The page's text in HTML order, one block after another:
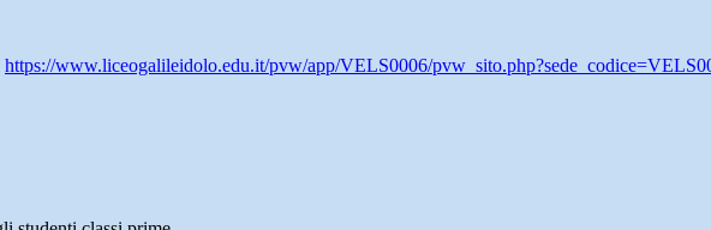
https://www.liceogalileidolo.edu.it/pvw/app/VELS0006/